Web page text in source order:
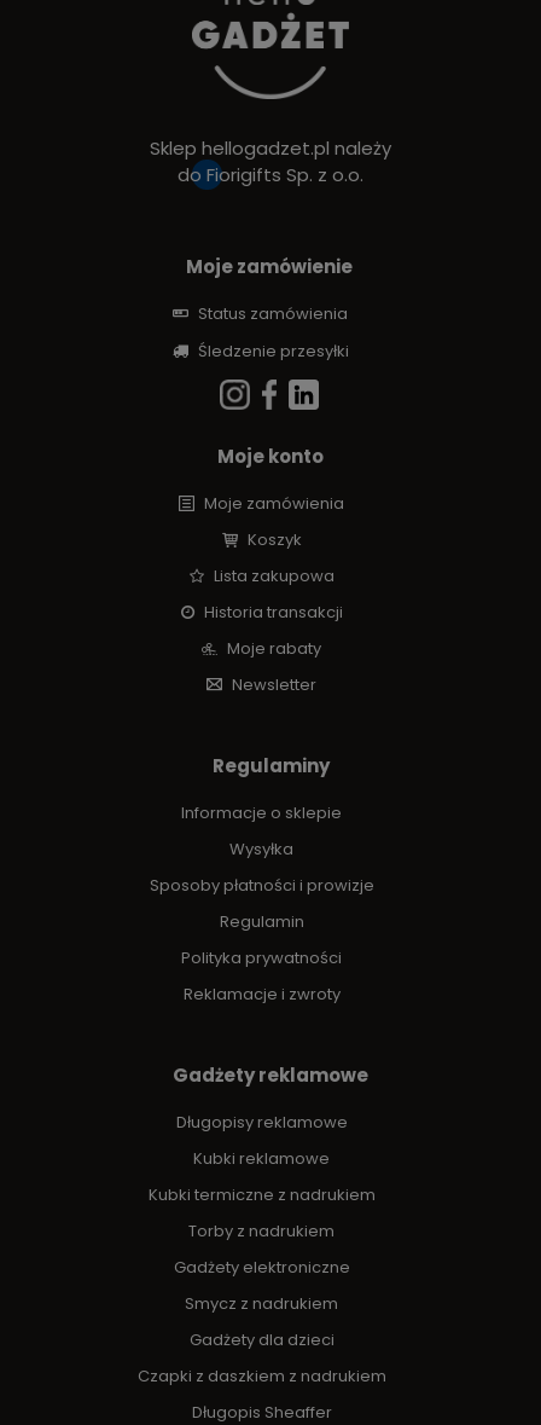
Sklep hellogadzet.pl należy
do Fiorigifts Sp. z o.o.
Moje zamówienie
Status zamówienia
Śledzenie przesyłki
Moje konto
Moje zamówienia
Koszyk
Lista zakupowa
Historia transakcji
Moje rabaty
Newsletter
Regulaminy
Informacje o sklepie
Wysyłka
Sposoby płatności i prowizje
Regulamin
Polityka prywatności
Reklamacje i zwroty
Gadżety reklamowe
Długopisy reklamowe
Kubki reklamowe
Kubki termiczne z nadrukiem
Torby z nadrukiem
Gadżety elektroniczne
Smycz z nadrukiem
Gadżety dla dzieci
Czapki z daszkiem z nadrukiem
Długopis Sheaffer